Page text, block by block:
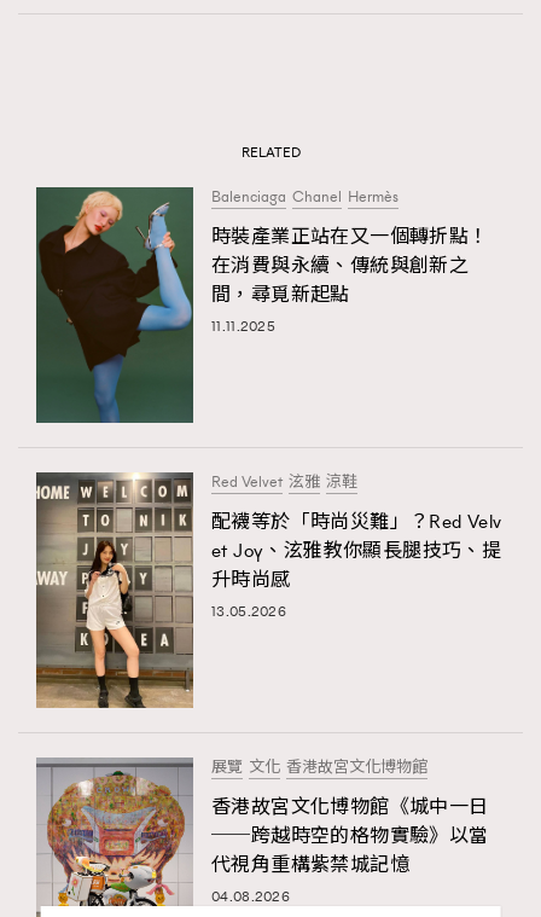
RELATED
Balenciaga Chanel Hermès
時裝產業正站在又一個轉折點！
在消費與永續、傳統與創新之
間，尋覓新起點
11.11.2025
Red Velvet 泫雅 涼鞋
配襪等於「時尚災難」？Red Velv
et Joy、泫雅教你顯長腿技巧、提
升時尚感
13.05.2026
展覽 文化 香港故宮文化博物館
香港故宮文化博物館《城中一日
──跨越時空的格物實驗》以當
代視角重構紫禁城記憶
04.08.2026